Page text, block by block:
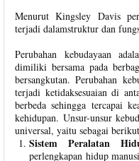
Menurut Kingsley Davis
terjadi dalamstruktur dan
Perubahan kebudayaan
dimiliki bersama pada
bersangkutan. Perubahan
terjadi ketidaksesuaian di
berbeda sehingga tercapai
kehidupan. Unsur-unsur
universal, yaitu sebagai
Sistem Peralatan
perlengkapan hidup